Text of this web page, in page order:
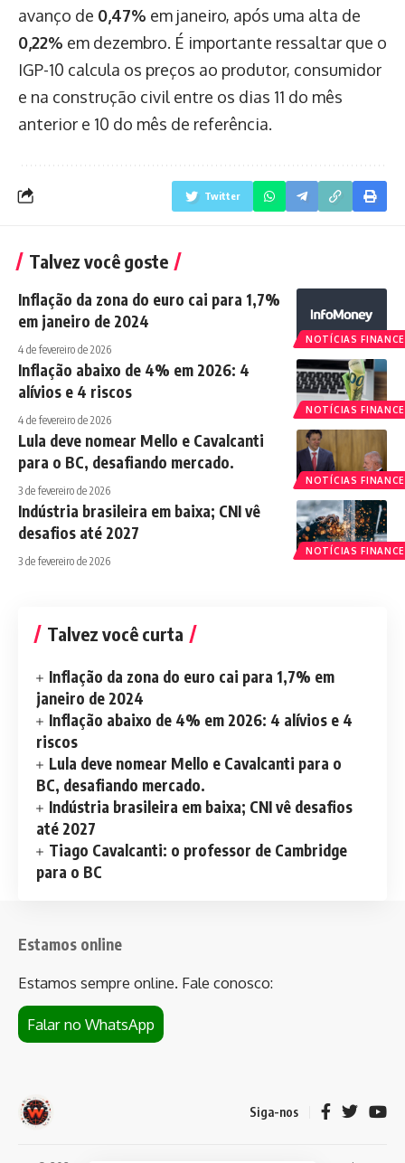
avanço de 0,47% em janeiro, após uma alta de
0,22% em dezembro. É importante ressaltar que o
IGP-10 calcula os preços ao produtor, consumidor
e na construção civil entre os dias 11 do mês
anterior e 10 do mês de referência.
Twitter
Talvez você goste
NOTÍCIAS
Inflação da zona do euro cai para 1,7%
em janeiro de 2024
4 de fevereiro de 2026
NOTÍCIAS
Inflação abaixo de 4% em 2026: 4
alívios e 4 riscos
4 de fevereiro de 2026
NOTÍCIAS
Lula deve nomear Mello e Cavalcanti
para o BC, desafiando mercado.
3 de fevereiro de 2026
NOTÍCIAS
Indústria brasileira em baixa; CNI vê
desafios até 2027
3 de fevereiro de 2026
Talvez você curta
Inflação da zona do euro cai para 1,7% em
janeiro de 2024
Inflação abaixo de 4% em 2026: 4 alívios e 4
riscos
Lula deve nomear Mello e Cavalcanti para o
BC, desafiando mercado.
Indústria brasileira em baixa; CNI vê desafios
até 2027
Tiago Cavalcanti: o professor de Cambridge
para o BC
Estamos online
Estamos sempre online. Fale conosco:
Falar no WhatsApp
Siga-nos